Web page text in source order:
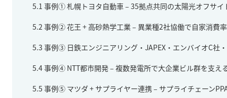
5.1 事例① 札幌トヨタ自動車 – 35拠点共同の太陽光オフサイ
5.2 事例② 花王 + 高砂熱学工業 – 異業種2社協働で自家消費
5.3 事例③ 日鉄エンジニアリング・JAPEX・エンバイオC社
5.4事例④ NTT都市開発 – 複数発電所で大企業ビル群を支え
5.5 事例⑤ マツダ + サプライヤー連携 – サプライチェーン